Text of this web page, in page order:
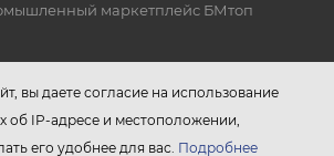
маркетплейс БМтоп
вы даете согласие на использование
об IP-адресе и местоположении,
его удобнее для вас. Подробнее